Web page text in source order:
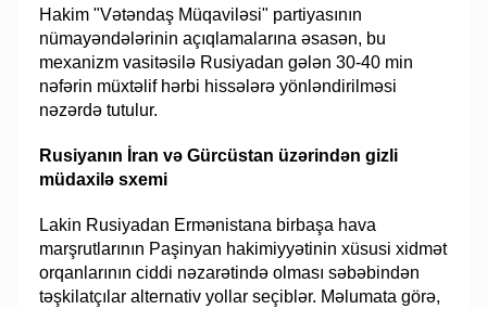
Hakim "Vətəndaş Müqaviləsi" partiyasının
nümayəndələrinin açıqlamalarına əsasən, bu
mexanizm vasitəsilə Rusiyadan gələn 30-40 min
nəfərin müxtəlif hərbi hissələrə yönləndirilməsi
nəzərdə tutulur.
Rusiyanın İran və Gürcüstan üzərindən gizli
müdaxilə sxemi
Lakin Rusiyadan Ermənistana birbaşa hava
marşrutlarının Paşinyan hakimiyyətinin xüsusi xidmət
orqanlarının ciddi nəzarətində olması səbəbindən
təşkilatçılar alternativ yollar seçiblər. Məlumata görə,